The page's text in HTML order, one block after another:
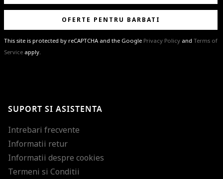
OFERTE PENTRU BARBATI
This site is protected by reCAPTCHA and the Google Privacy Policy and Terms of
Service apply.
ultimele tendinte in moda!
SUPORT SI ASISTENTA
Intrebari frecvente
Informatii retur
Informatii despre cookies
Termeni si Conditii